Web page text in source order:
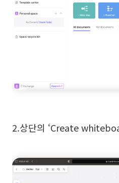
2.상단의 ‘Create